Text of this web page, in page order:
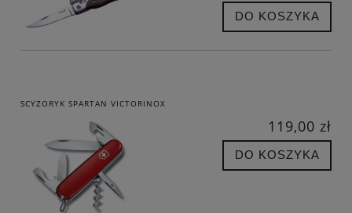
DO KOSZYKA
SCYZORYK SPARTAN VICTORINOX
119,00 zł
DO KOSZYKA